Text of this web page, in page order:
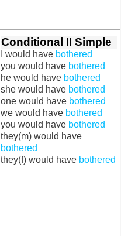
Conditional II Simple
I would have bothered
you would have bothered
he would have bothered
she would have bothered
one would have bothered
we would have bothered
you would have bothered
they(m) would have
bothered
they(f) would have bothered